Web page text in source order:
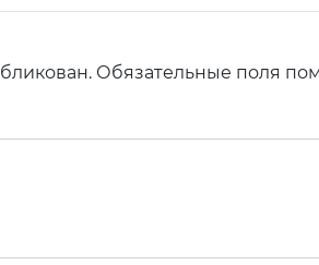
Обязательные поля
Узнать
Ваше имя*